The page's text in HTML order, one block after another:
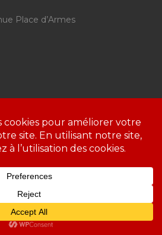
Place d’Armes
legales-a-roca/